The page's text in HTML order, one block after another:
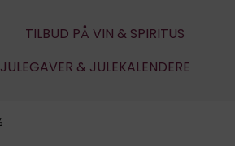
TILBUD PÅ VIN & SPIRITUS
& JULEKALENDERE